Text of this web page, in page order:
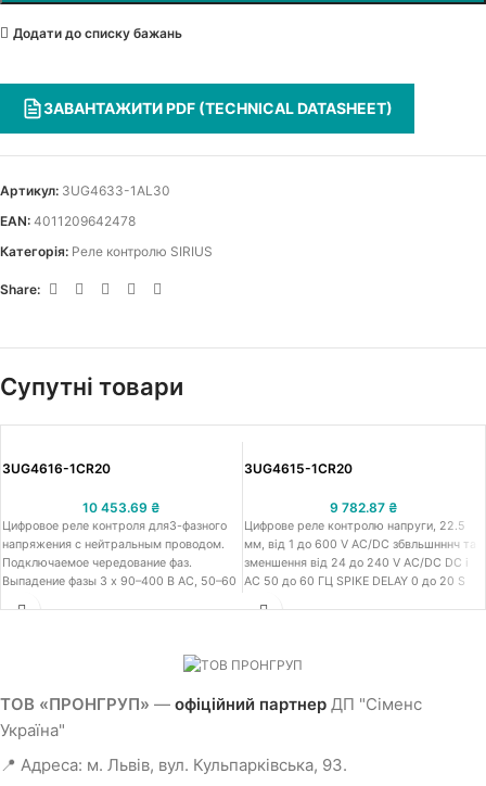
Додати до списку бажань
ЗАВАНТАЖИТИ PDF (TECHNICAL DATASHEET)
EAN: 4011209642478
Артикул: 3UG4633-1AL30
Категорія: Реле контролю SIRIUS
Share:
Супутні товари
3UG4616-1CR20
10 453.69 ₴
Цифровое реле контроля для3-фазного
напряжения с нейтральным проводом.
Подключаемое чередование фаз.
Выпадение фазы 3 x 90–400 В AC, 50–60
Umin 1 Вт для Umax. Винтовой зажим.
Продукт-преемник для 3UG3042-1BP50
3UG4615-1CR20
9 782.87 ₴
Цифрове реле контролю напруги, 22.5
мм, від 1 до 600 V AC/DC збвльшнннч та
зменшення від 24 до 240 V AC/DC DC і
AC 50 до 60 ГЦ SPIKE DELAY 0 до 20 S
ТОВ «ПРОНГРУП» — офіційний партнер ДП "Сіменс
Україна"
📍 Адреса: м. Львів, вул. Кульпарківська, 93.